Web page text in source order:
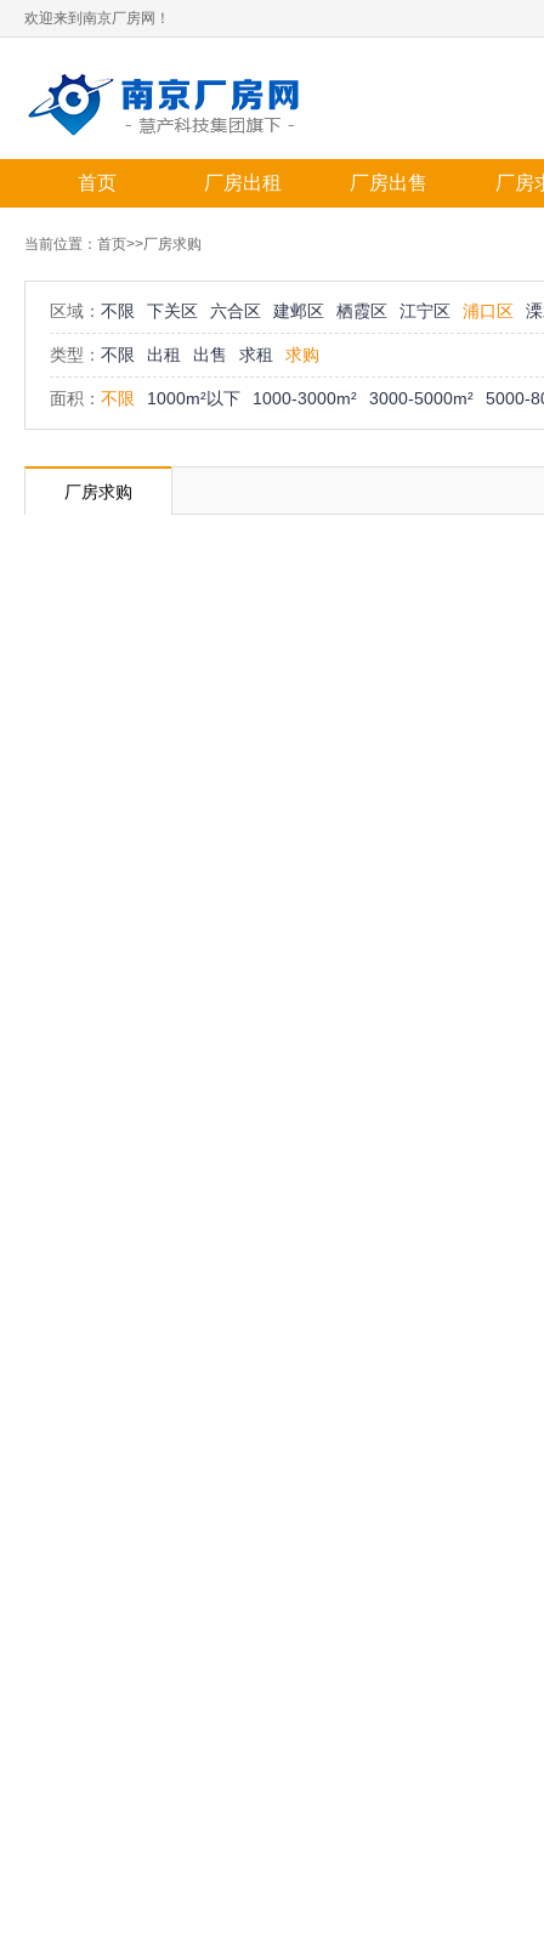
欢迎来到南京厂房网！
首页 厂房出租 厂房出售 厂房
当前位置： 首页>>厂房求购
区域： 不限 下关区 六合区 建邺区 栖霞区 江宁区 浦口区
类型： 不限 出租 出售 求租 求购
面积： 不限 1000m²以下 1000-3000m² 3000-5000m² 5000-
厂房求购